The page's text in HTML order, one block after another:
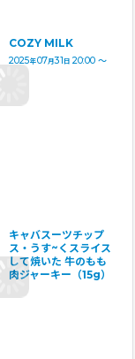
COZY MILK
2025年07月31 日 20:00 ～
キャバスーツチップ
ス・うす~くスライス
して焼いた 牛のもも
肉ジャーキー（15g）